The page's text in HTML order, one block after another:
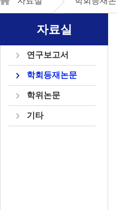
자료실
연구보고서
학회등재논문
학위논문
기타